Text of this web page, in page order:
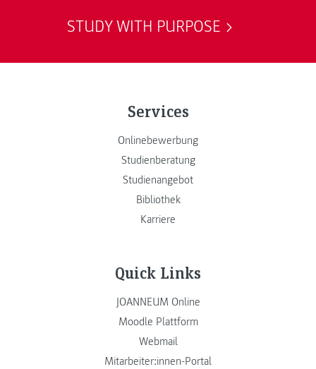
STUDY WITH PURPOSE
Services
Onlinebewerbung
Studienberatung
Studienangebot
Bibliothek
Karriere
Quick Links
JOANNEUM Online
Moodle Plattform
Webmail
Mitarbeiter:innen-Portal